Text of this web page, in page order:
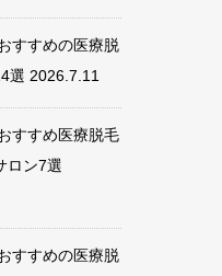
すすめの医療脱
選 2026.7.11
すすめ医療脱毛
ロン7選
すすめの医療脱